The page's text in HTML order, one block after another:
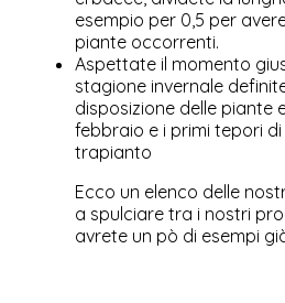
esempio per 0,5 per
piante occorrenti.
Aspettate il momento
stagione invernale
disposizione delle piante
febbraio e i primi tepori
trapianto
Ecco un elenco delle
a spulciare tra i nostri
avrete un pò di esempi